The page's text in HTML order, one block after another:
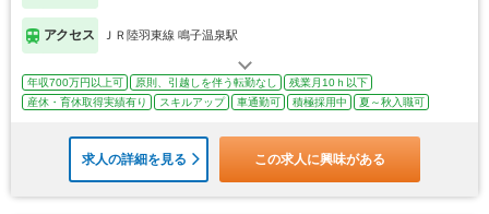
アクセス ＪＲ陸羽東線 鳴子温泉駅
年収700万円以上可 原則、引越しを伴う転勤なし
残業月10ｈ以下
産休・育休取得実績有り
スキルアップ 車通勤可 積極採用中 夏～秋入職可
求人の詳細を見る この求人に興味がある